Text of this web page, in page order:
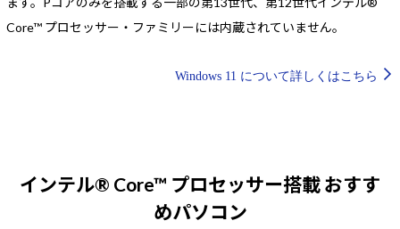
Core™ プロセッサー・ファミリーには内蔵されていません。
Windows 11 について詳しくはこちら
インテル® Core™ プロセッサー搭載 おすす
めパソコン